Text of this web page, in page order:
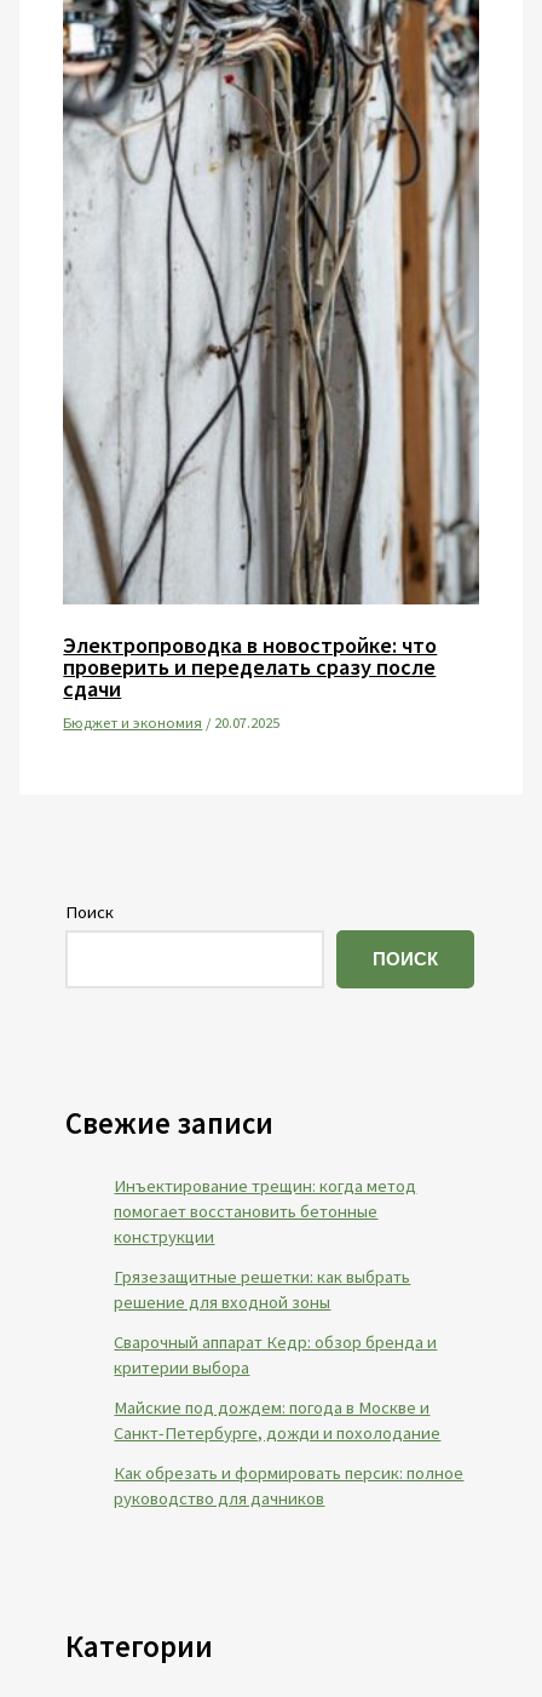
Электропроводка в новостройке: что
проверить и переделать сразу после
сдачи
Бюджет и экономия /20.07.2025
Поиск
ПОИСК
Свежие записи
Инъектирование трещин: когда метод
помогает восстановить бетонные
конструкции
Грязезащитные решетки: как выбрать
решение для входной зоны
Сварочный аппарат Кедр: обзор бренда и
критерии выбора
Майские под дождем: погода в Москве и
Санкт-Петербурге, дожди и похолодание
Как обрезать и формировать персик: полное
руководство для дачников
Категории